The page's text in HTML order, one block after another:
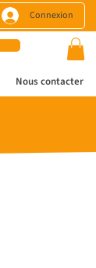
Connexion
Nous contacter